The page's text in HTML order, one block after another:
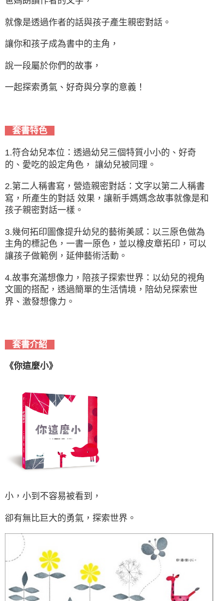
就像是透過作者的話與孩子產生親密對話。
讓你和孩子成為書中的主角，
說一段屬於你們的故事，
一起探索勇氣、好奇與分享的意義！
套書特色
1.符合幼兒本位：透過幼兒三個特質小小的、好奇
的、愛吃的設定角色， 讓幼兒被同理。
2.第二人稱書寫，營造親密對話：文字以第二人稱書
寫，所產生的對話 效果，讓新手媽媽念故事就像是和
孩子親密對話一樣。
3.幾何拓印圖像提升幼兒的藝術美感：以三原色做為
主角的標記色，一書一原色，並以橡皮章拓印，可以
讓孩子做範例，延伸藝術活動。
4.故事充滿想像力，陪孩子探索世界：以幼兒的視角
文圖的搭配，透過簡單的生活情境，陪幼兒探索世
界、激發想像力。
套書介紹
《你這麼小》
小，小到不容易被看到，
卻有無比巨大的勇氣，探索世界。